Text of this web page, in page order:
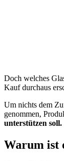
Doch welches
Kauf durchaus
Um nichts dem
genommen,
unterstützen soll.
Warum ist